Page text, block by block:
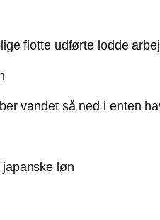
flotte udførte lodde
vandet så ned i enten
løn